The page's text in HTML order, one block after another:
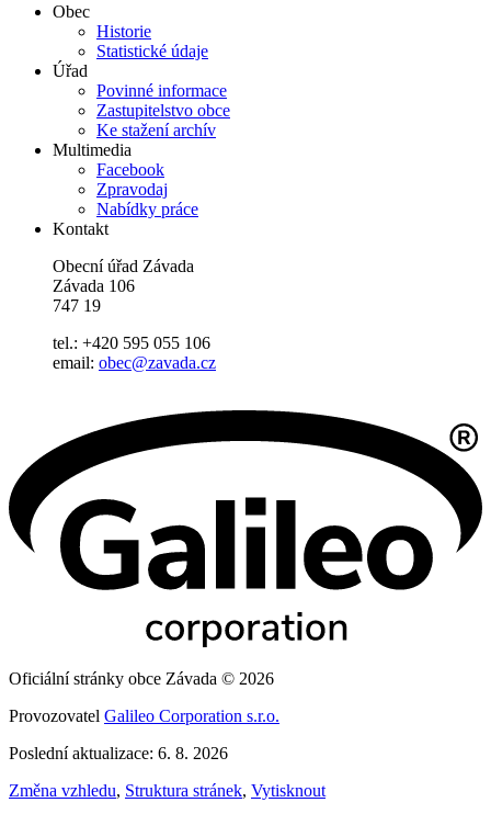
Obec
Historie
Statistické údaje
Úřad
Povinné informace
Zastupitelstvo obce
Ke stažení archív
Multimedia
Facebook
Zpravodaj
Nabídky práce
Kontakt
Obecní úřad Závada
Závada 106
747 19
tel.: +420 595 055 106
email: obec@zavada.cz
Oficiální stránky obce Závada © 2026
Provozovatel Galileo Corporation s.r.o.
Poslední aktualizace: 6. 8. 2026
Změna vzhledu, Struktura stránek, Vytisknout